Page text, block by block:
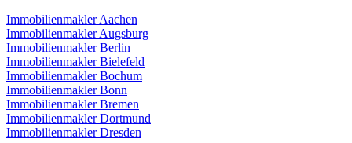
Immobilienmakler Aachen
Immobilienmakler Augsburg
Immobilienmakler Berlin
Immobilienmakler Bielefeld
Immobilienmakler Bochum
Immobilienmakler Bonn
Immobilienmakler Bremen
Immobilienmakler Dortmund
Immobilienmakler Dresden